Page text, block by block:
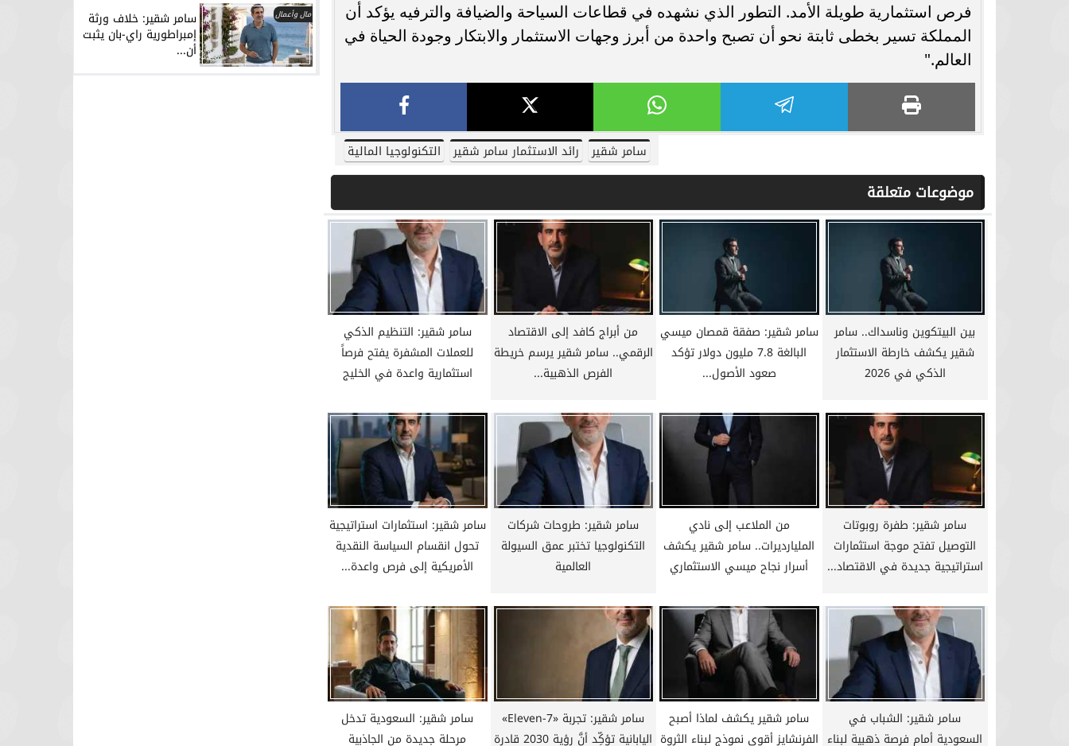
فرص استثمارية طويلة الأمد. التطور الذي نشهده في قطاعات السياحة والضيافة والترفيه يؤكد أن
المملكة تسير بخطى ثابتة نحو أن تصبح واحدة من أبرز وجهات الاستثمار والابتكار وجودة الحياة في
العالم."
سامر شقير رائد الاستثمار سامر شقير التكنولوجيا المالية
موضوعات متعلقة
بين البيتكوين وناسداك.. سامر
شقير يكشف خارطة الاستثمار
الذكي في 2026
سامر شقير: صفقة قمصان ميسي
البالغة 7.8 مليون دولار تؤكد
صعود الأصول...
من أبراج كافد إلى الاقتصاد
الرقمي.. سامر شقير يرسم خريطة
الفرص الذهبية...
سامر شقير: التنظيم الذكي
للعملات المشفرة يفتح فرصاً
استثمارية واعدة في الخليج
سامر شقير: طفرة روبوتات
التوصيل تفتح موجة استثمارات
استراتيجية جديدة في الاقتصاد...
من الملاعب إلى نادي
المليارديرات.. سامر شقير يكشف
أسرار نجاح ميسي الاستثماري
سامر شقير: طروحات شركات
التكنولوجيا تختبر عمق السيولة
العالمية
سامر شقير: استثمارات استراتيجية
تحول انقسام السياسة النقدية
الأمريكية إلى فرص واعدة...
سامر شقير: الشباب في
السعودية أمام فرصة ذهبية لبناء
سامر شقير يكشف لماذا أصبح
الفرنشايز أقوى نموذج لبناء الثروة
سامر شقير: تجربة «7-Eleven»
اليابانية تؤكِّد أنَّ رؤية 2030 قادرة
سامر شقير: السعودية تدخل
مرحلة جديدة من الجاذبية
مال وأعمال سامر شقير: خلاف ورثة
إمبراطورية راي-بان يثبت
أن...